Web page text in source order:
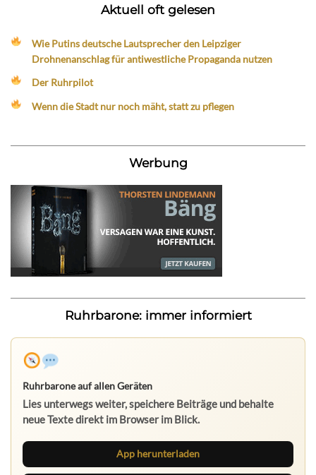
Aktuell oft gelesen
Wie Putins deutsche Lautsprecher den Leipziger
Drohnenanschlag für antiwestliche Propaganda nutzen
Der Ruhrpilot
Wenn die Stadt nur noch mäht, statt zu pflegen
Werbung
Ruhrbarone: immer informiert
Ruhrbarone auf allen Geräten
Lies unterwegs weiter, speichere Beiträge und behalte
neue Texte direkt im Browser im Blick.
App herunterladen